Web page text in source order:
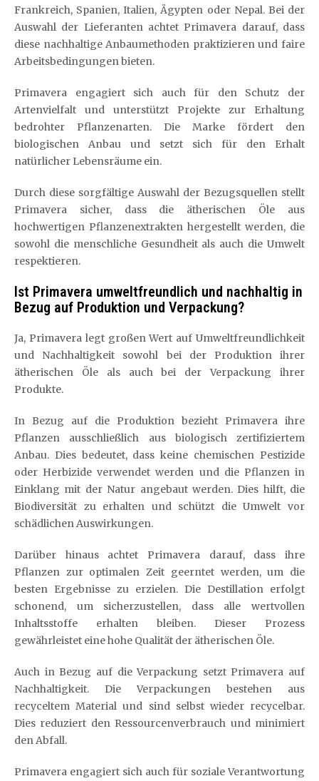
Frankreich, Spanien, Italien, Ägypten oder Nepal. Bei der
Auswahl der Lieferanten achtet Primavera darauf, dass
diese nachhaltige Anbaumethoden praktizieren und faire
Arbeitsbedingungen bieten.
Primavera engagiert sich auch für den Schutz der
Artenvielfalt und unterstützt Projekte zur Erhaltung
bedrohter Pflanzenarten. Die Marke fördert den
biologischen Anbau und setzt sich für den Erhalt
natürlicher Lebensräume ein.
Durch diese sorgfältige Auswahl der Bezugsquellen stellt
Primavera sicher, dass die ätherischen Öle aus
hochwertigen Pflanzenextrakten hergestellt werden, die
sowohl die menschliche Gesundheit als auch die Umwelt
respektieren.
Ist Primavera umweltfreundlich und nachhaltig in
Bezug auf Produktion und Verpackung?
Ja, Primavera legt großen Wert auf Umweltfreundlichkeit
und Nachhaltigkeit sowohl bei der Produktion ihrer
ätherischen Öle als auch bei der Verpackung ihrer
Produkte.
In Bezug auf die Produktion bezieht Primavera ihre
Pflanzen ausschließlich aus biologisch zertifiziertem
Anbau. Dies bedeutet, dass keine chemischen Pestizide
oder Herbizide verwendet werden und die Pflanzen in
Einklang mit der Natur angebaut werden. Dies hilft, die
Biodiversität zu erhalten und schützt die Umwelt vor
schädlichen Auswirkungen.
Darüber hinaus achtet Primavera darauf, dass ihre
Pflanzen zur optimalen Zeit geerntet werden, um die
besten Ergebnisse zu erzielen. Die Destillation erfolgt
schonend, um sicherzustellen, dass alle wertvollen
Inhaltsstoffe erhalten bleiben. Dieser Prozess
gewährleistet eine hohe Qualität der ätherischen Öle.
Auch in Bezug auf die Verpackung setzt Primavera auf
Nachhaltigkeit. Die Verpackungen bestehen aus
recyceltem Material und sind selbst wieder recycelbar.
Dies reduziert den Ressourcenverbrauch und minimiert
den Abfall.
Primavera engagiert sich auch für soziale Verantwortung